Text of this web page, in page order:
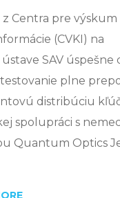
Centra pre výskum
(CVKI) na
SAV úspešne
plne
distribúciu
spolupráci s
Quantum Optics